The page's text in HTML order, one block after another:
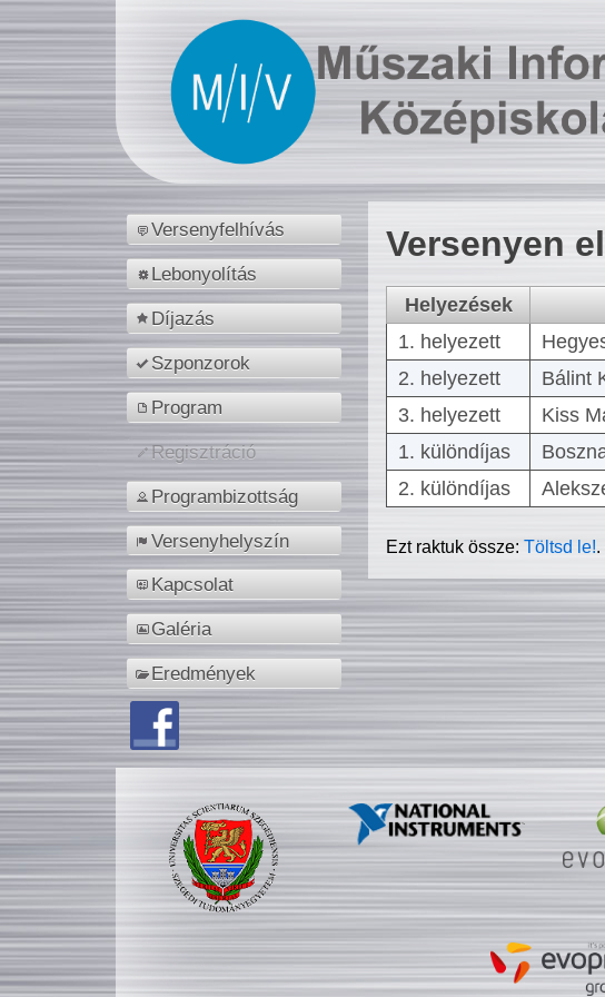
Versenyfelhívás
Lebonyolítás
Díjazás
Szponzorok
Program
Regisztráció
Programbizottság
Versenyhelyszín
Kapcsolat
Galéria
Eredmények
Versenyen
Helyezések
1. helyezett
2. helyezett
Bálint
3. helyezett
Kiss
1. különdíjas
2. különdíjas
Ezt raktuk össze:Töltsd le!.